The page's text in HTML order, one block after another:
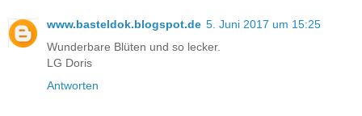
www.basteldok.blogspot.de 5. Juni 2017 um 15:25
Wunderbare Blüten und so lecker.
LG Doris
Antworten